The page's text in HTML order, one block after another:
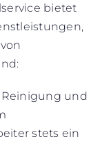
bietet
und
stets ein